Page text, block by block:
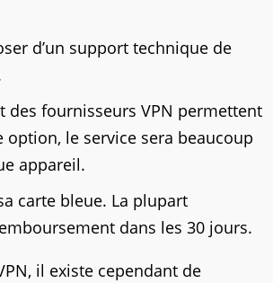
d’un support technique de
fournisseurs VPN permettent
le service sera beaucoup
appareil.
carte bleue. La plupart
dans les 30 jours.
il existe cependant de